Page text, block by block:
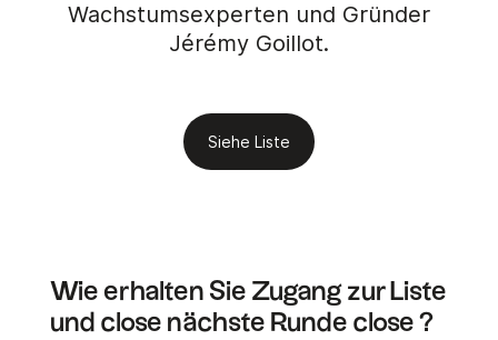
Wachstumsexperten und Gründer
Jérémy Goillot.
Siehe Liste
Wie erhalten Sie Zugang zur Liste
und close nächste Runde close ?